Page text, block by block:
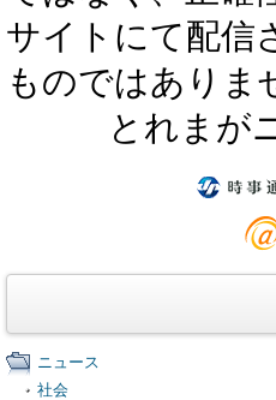
サイトにて配信
ものではありま
とれまが
ニュース
社会